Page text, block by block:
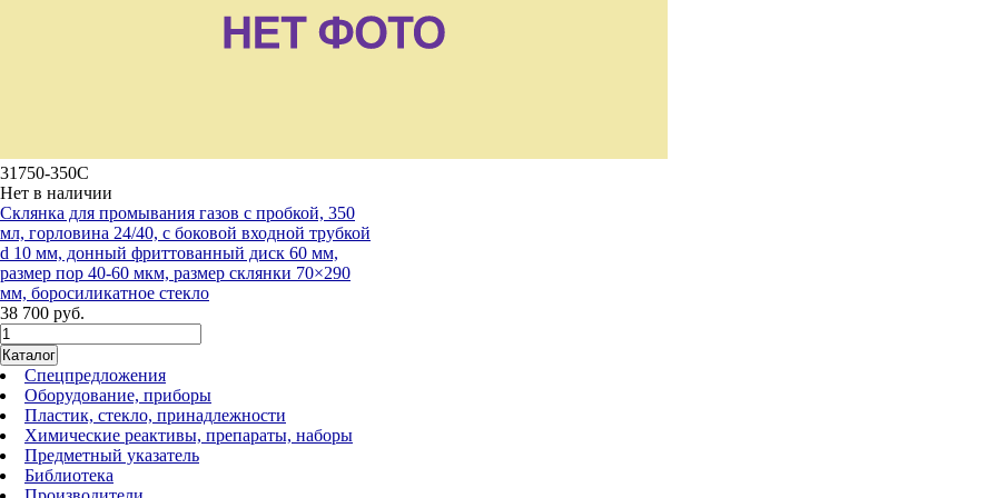
31750-350C
Нет в наличии
Склянка для промывания газов с пробкой, 350
мл, горловина 24/40, с боковой входной трубкой
d 10 мм, донный фриттованный диск 60 мм,
размер пор 40-60 мкм, размер склянки 70×290
мм, боросиликатное стекло
38 700 руб.
Каталог
Спецпредложения
Оборудование, приборы
Пластик, стекло, принадлежности
Химические реактивы, препараты, наборы
Предметный указатель
Библиотека